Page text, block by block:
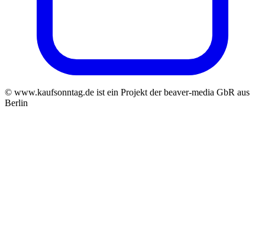
© www.kaufsonntag.de ist ein Projekt der beaver-media GbR aus
Berlin